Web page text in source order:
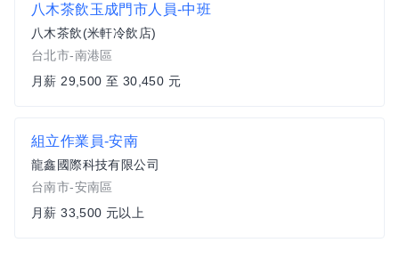
八木茶飲玉成門市人員-中班
八木茶飲(米軒冷飲店)
台北市-南港區
月薪 29,500 至 30,450 元
組立作業員-安南
龍鑫國際科技有限公司
台南市-安南區
月薪 33,500 元以上